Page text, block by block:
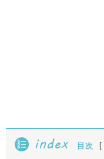
index 目次 [